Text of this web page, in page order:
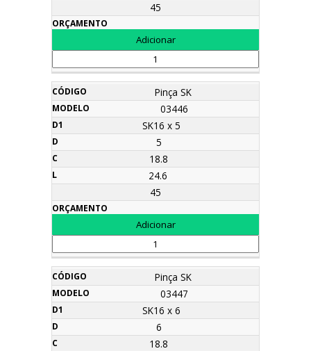
45
Pinça SK
03446
SK16 x 5
5
18.8
24.6
45
Pinça SK
03447
SK16 x 6
6
18.8